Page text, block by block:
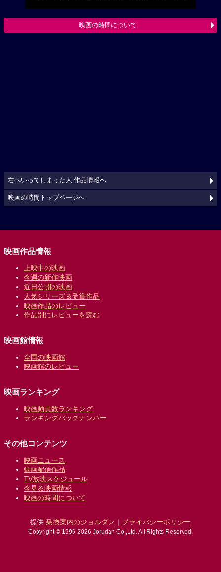
映画の時間について
右へいってしまった人 作品情報へ
映画の時間トップページへ
映画作品情報
上映中の映画
今週の新作映画
近日公開の映画
人気シリーズ＆受賞作品
映画作品のレビュー
作品別にレビューを読む
映画館情報
全国の映画館
映画館のレビュー
映画ランキング
映画動員数ランキング
ランキングバックナンバー
その他コンテンツ
映画ニュース
動画配信作品
TV放映スケジュール
今見る映画情報
映画の時間について
提供:乗換案内のジョルダン ｜ プライバシーポリシー
Copyright © 1996-2026 Jorudan Co.,Ltd. All Rights Reserved.